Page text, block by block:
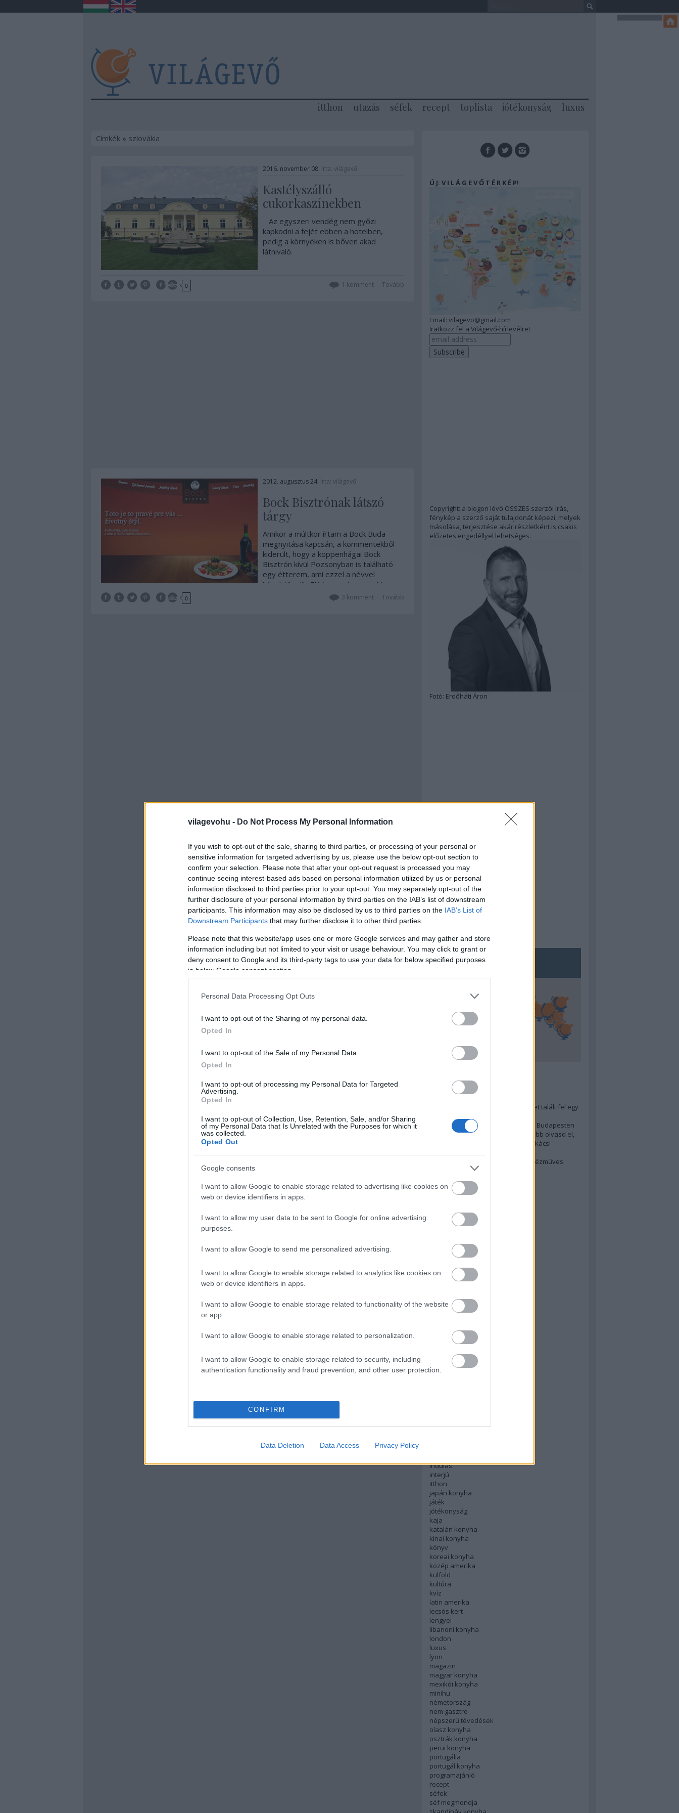
vilagevohu - Do Not Process My Personal Information
If you wish to opt-out of the sale, sharing to third parties, or processing of your personal or
sensitive information for targeted advertising by us, please use the below opt-out section to
confirm your selection. Please note that after your opt-out request is processed you may
continue seeing interest-based ads based on personal information utilized by us or personal
information disclosed to third parties prior to your opt-out. You may separately opt-out of the
further disclosure of your personal information by third parties on the IAB’s list of downstream
participants. This information may also be disclosed by us to third parties on the IAB’s List of
Downstream Participants that may further disclose it to other third parties.
Please note that this website/app uses one or more Google services and may gather and store
information including but not limited to your visit or usage behaviour. You may click to grant or
deny consent to Google and its third-party tags to use your data for below specified purposes
in below Google consent section.
Personal Data Processing Opt Outs
I want to opt-out of the Sharing of my personal data.
Opted In
I want to opt-out of the Sale of my Personal Data.
Opted In
I want to opt-out of processing my Personal Data for Targeted
Advertising.
Opted In
I want to opt-out of Collection, Use, Retention, Sale, and/or Sharing
of my Personal Data that Is Unrelated with the Purposes for which it
was collected.
Opted Out
Google consents
I want to allow Google to enable storage related to advertising like cookies on
web or device identifiers in apps.
I want to allow my user data to be sent to Google for online advertising
purposes.
I want to allow Google to send me personalized advertising.
I want to allow Google to enable storage related to analytics like cookies on
web or device identifiers in apps.
I want to allow Google to enable storage related to functionality of the website
or app.
I want to allow Google to enable storage related to personalization.
I want to allow Google to enable storage related to security, including
authentication functionality and fraud prevention, and other user protection.
CONFIRM
Data Deletion Data Access Privacy Policy
itthon utazás séfek recept toplista jótékonyság luxus
Címkék» szlovákia
2016. november 08. írta: világevő
Kastélyszálló
cukorkaszínekben
Az egyszeri vendég nem győzi
kapkodni a fejét ebben a hotelben,
pedig a környéken is bőven akad
látnivaló.
Tetszik 0 Tovább
1 komment
2012. augusztus 24. írta: világevő
Bock Bisztrónak látszó
tárgy
Amikor a múltkor írtam a Bock Buda
megnyitása kapcsán, a kommentekből
kiderült, hogy a koppenhágai Bock
Bisztrón kívül Pozsonyban is található
egy étterem, ami ezzel a névvel
büszkélkedik. Eléég meglepett a hír,
ugyanis hallottam róla, hogy van ilyen
Tetszik 0 Tovább
3 komment
Ú J: V I L Á G E V Ő T É R K É P!
Email: vilagevo@gmail.com
Iratkozz fel a Világevő-hírlevélre!
Copyright: a blogon lévő ÖSSZES szerzői írás,
fénykép a szerző saját tulajdonát képezi, melyek
másolása, terjesztése akár részletként is csakis
előzetes engedéllyel lehetséges.
Fotó: Erdőháti Áron
TOP5
Annyira menő Budapest-térképet talált fel egy
A 10 legjobb (elérhető árú) ebéd Budapesten
Szakács akarsz lenni? Akkor előbb olvasd el,
mit gondol erről egy magyar szakács!
Budapest rejtett kincsei: orosz kézműves
afrikai konyha
ázsiai konyha
baszk konyha
belgium
bocusedor
bocuse dor
dél amerika
english
északi konyha
francia konyha
holland konyha
indulás
interjú
itthon
japán konyha
játék
jótékonyság
kaja
katalán konyha
kínai konyha
könyv
koreai konyha
közép amerika
külföld
kultúra
kvíz
latin amerika
lecsós kert
lengyel
libanoni konyha
london
luxus
lyon
magazin
magyar konyha
mexikói konyha
minihu
németország
nem gasztro
népszerű tévedések
olasz konyha
osztrák konyha
perui konyha
portugália
portugál konyha
programajánló
recept
séfek
séf megmondja